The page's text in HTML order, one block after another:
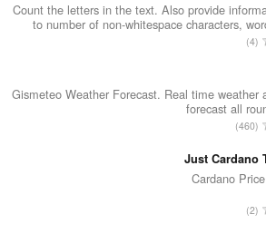
Count the letters in the text. Also provide
to number of non-whitespace characters,
מ
ר
ד
י
ג
י
ם
4
Gismeteo Weather Forecast. Real time weather
forecast all
מ
פ
ר
י
460
Just Cardano
Cardano
מ2